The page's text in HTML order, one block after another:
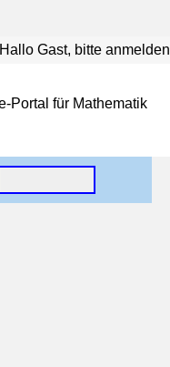
Hallo Gast, bitte anmelden